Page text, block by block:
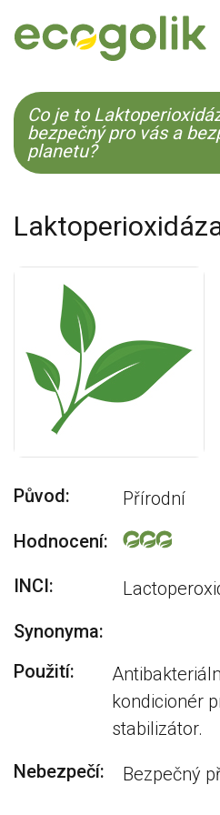
EN
Co je to
bezpečný pro vás a
planetu?
Původ:
Přírodní
Hodnocení:
INCI:
Synonyma:
Použití:
kondicionér
stabilizátor.
Nebezpečí:
Bezpečný